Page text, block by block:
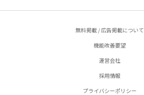
無料掲載 / 広告掲載について
機能改善要望
運営会社
採用情報
プライバシーポリシー